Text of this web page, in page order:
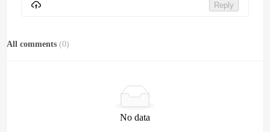
Reply
All comments (0)
No data